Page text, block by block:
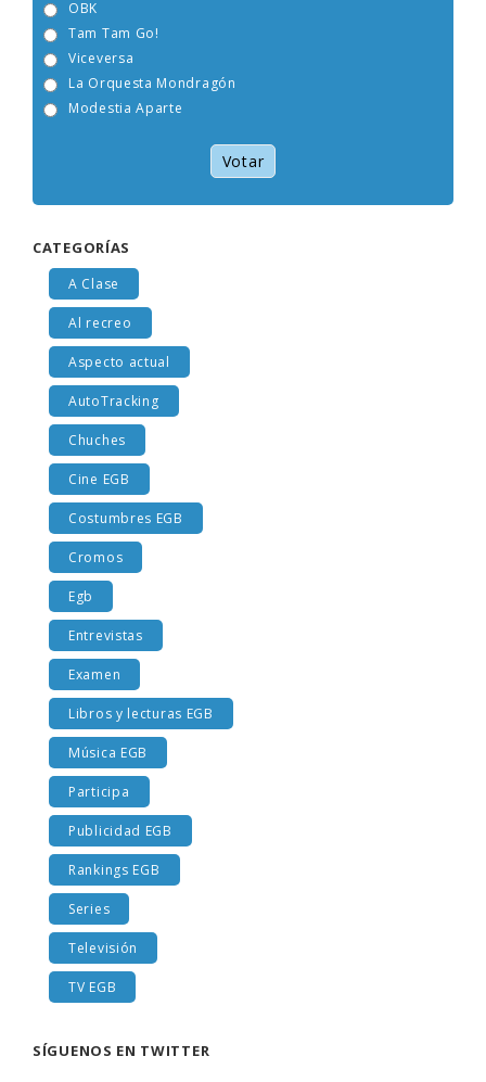
OBK
Tam Tam Go!
Viceversa
La Orquesta Mondragón
Modestia Aparte
Votar
CATEGORÍAS
A Clase
Al recreo
Aspecto actual
AutoTracking
Chuches
Cine EGB
Costumbres EGB
Cromos
Egb
Entrevistas
Examen
Libros y lecturas EGB
Música EGB
Participa
Publicidad EGB
Rankings EGB
Series
Televisión
TV EGB
SÍGUENOS EN TWITTER